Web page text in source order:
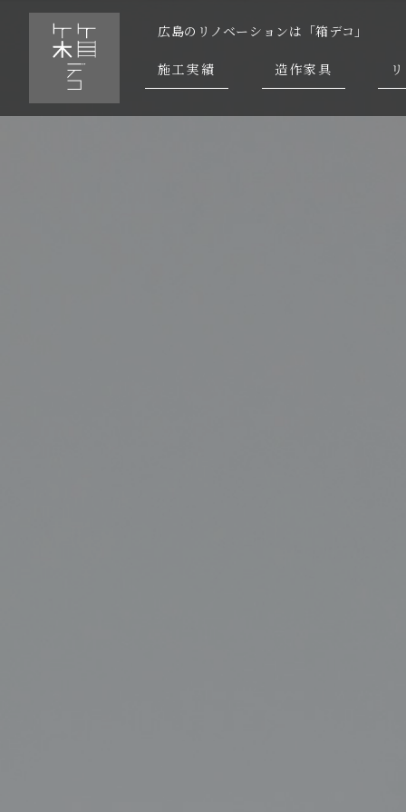
広島のリノベーションは「箱デコ」
施工実績 造作家具